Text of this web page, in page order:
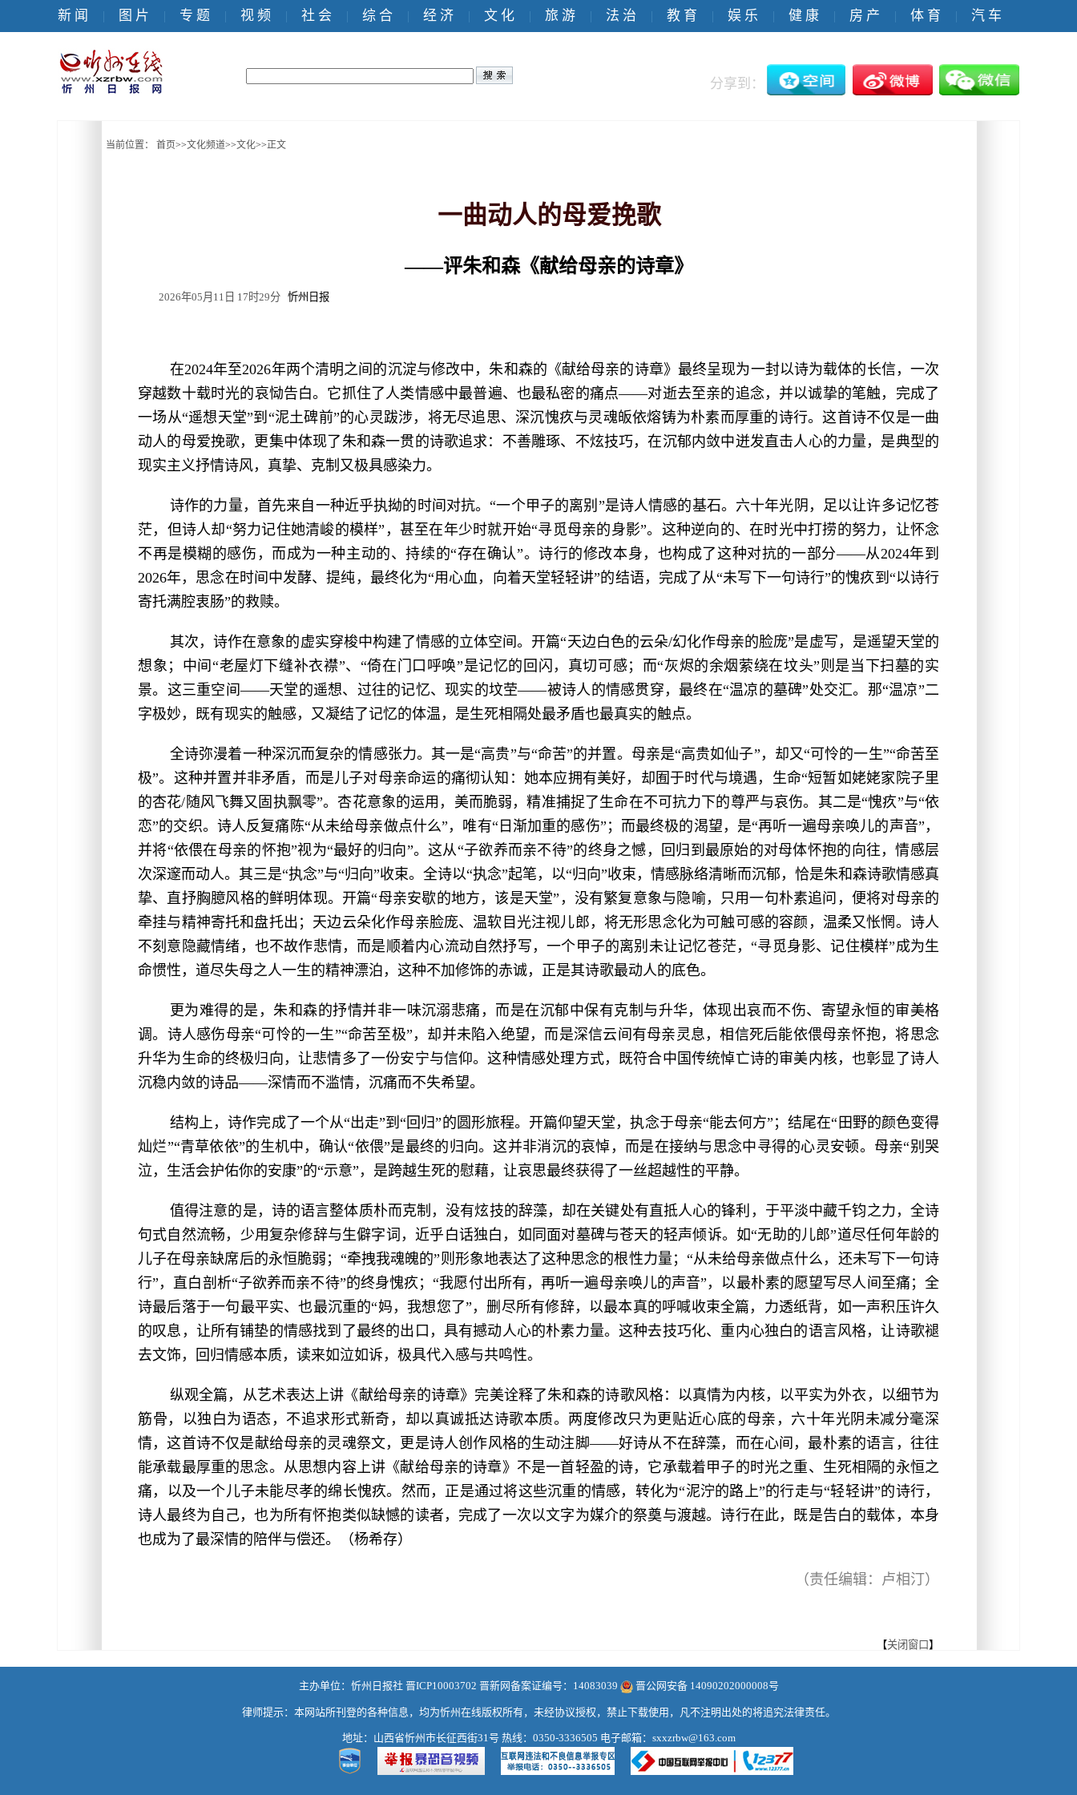
新 闻 | 图 片 | 专 题 | 视 频 | 社 会 | 综 合 | 经 济 | 文 化 | 旅 游 | 法 治 | 教 育 | 娱 乐 | 健 康 | 房 产 | 体 育 | 汽 车
分享到：
当前位置： 首页>>文化频道>>文化>>正文
一曲动人的母爱挽歌
——评朱和森《献给母亲的诗章》
2026年05月11日 17时29分 忻州日报
在2024年至2026年两个清明之间的沉淀与修改中，朱和森的《献给母亲的诗章》最终呈现为一封以诗为载体的长信，一次
穿越数十载时光的哀恸告白。它抓住了人类情感中最普遍、也最私密的痛点——对逝去至亲的追念，并以诚挚的笔触，完成了
一场从“遥想天堂”到“泥土碑前”的心灵跋涉，将无尽追思、深沉愧疚与灵魂皈依熔铸为朴素而厚重的诗行。这首诗不仅是一曲
动人的母爱挽歌，更集中体现了朱和森一贯的诗歌追求：不善雕琢、不炫技巧，在沉郁内敛中迸发直击人心的力量，是典型的
现实主义抒情诗风，真挚、克制又极具感染力。
诗作的力量，首先来自一种近乎执拗的时间对抗。“一个甲子的离别”是诗人情感的基石。六十年光阴，足以让许多记忆苍
茫，但诗人却“努力记住她清峻的模样”，甚至在年少时就开始“寻觅母亲的身影”。这种逆向的、在时光中打捞的努力，让怀念
不再是模糊的感伤，而成为一种主动的、持续的“存在确认”。诗行的修改本身，也构成了这种对抗的一部分——从2024年到
2026年，思念在时间中发酵、提纯，最终化为“用心血，向着天堂轻轻讲”的结语，完成了从“未写下一句诗行”的愧疚到“以诗行
寄托满腔衷肠”的救赎。
其次，诗作在意象的虚实穿梭中构建了情感的立体空间。开篇“天边白色的云朵/幻化作母亲的脸庞”是虚写，是遥望天堂的
想象；中间“老屋灯下缝补衣襟”、“倚在门口呼唤”是记忆的回闪，真切可感；而“灰烬的余烟萦绕在坟头”则是当下扫墓的实
景。这三重空间——天堂的遥想、过往的记忆、现实的坟茔——被诗人的情感贯穿，最终在“温凉的墓碑”处交汇。那“温凉”二
字极妙，既有现实的触感，又凝结了记忆的体温，是生死相隔处最矛盾也最真实的触点。
全诗弥漫着一种深沉而复杂的情感张力。其一是“高贵”与“命苦”的并置。母亲是“高贵如仙子”，却又“可怜的一生”“命苦至
极”。这种并置并非矛盾，而是儿子对母亲命运的痛彻认知：她本应拥有美好，却囿于时代与境遇，生命“短暂如姥姥家院子里
的杏花/随风飞舞又固执飘零”。杏花意象的运用，美而脆弱，精准捕捉了生命在不可抗力下的尊严与哀伤。其二是“愧疚”与“依
恋”的交织。诗人反复痛陈“从未给母亲做点什么”，唯有“日渐加重的感伤”；而最终极的渴望，是“再听一遍母亲唤儿的声音”，
并将“依偎在母亲的怀抱”视为“最好的归向”。这从“子欲养而亲不待”的终身之憾，回归到最原始的对母体怀抱的向往，情感层
次深邃而动人。其三是“执念”与“归向”收束。全诗以“执念”起笔，以“归向”收束，情感脉络清晰而沉郁，恰是朱和森诗歌情感真
挚、直抒胸臆风格的鲜明体现。开篇“母亲安歇的地方，该是天堂”，没有繁复意象与隐喻，只用一句朴素追问，便将对母亲的
牵挂与精神寄托和盘托出；天边云朵化作母亲脸庞、温软目光注视儿郎，将无形思念化为可触可感的容颜，温柔又怅惘。诗人
不刻意隐藏情绪，也不故作悲情，而是顺着内心流动自然抒写，一个甲子的离别未让记忆苍茫，“寻觅身影、记住模样”成为生
命惯性，道尽失母之人一生的精神漂泊，这种不加修饰的赤诚，正是其诗歌最动人的底色。
更为难得的是，朱和森的抒情并非一味沉溺悲痛，而是在沉郁中保有克制与升华，体现出哀而不伤、寄望永恒的审美格
调。诗人感伤母亲“可怜的一生”“命苦至极”，却并未陷入绝望，而是深信云间有母亲灵息，相信死后能依偎母亲怀抱，将思念
升华为生命的终极归向，让悲情多了一份安宁与信仰。这种情感处理方式，既符合中国传统悼亡诗的审美内核，也彰显了诗人
沉稳内敛的诗品——深情而不滥情，沉痛而不失希望。
结构上，诗作完成了一个从“出走”到“回归”的圆形旅程。开篇仰望天堂，执念于母亲“能去何方”；结尾在“田野的颜色变得
灿烂”“青草依依”的生机中，确认“依偎”是最终的归向。这并非消沉的哀悼，而是在接纳与思念中寻得的心灵安顿。母亲“别哭
泣，生活会护佑你的安康”的“示意”，是跨越生死的慰藉，让哀思最终获得了一丝超越性的平静。
值得注意的是，诗的语言整体质朴而克制，没有炫技的辞藻，却在关键处有直抵人心的锋利，于平淡中藏千钧之力，全诗
句式自然流畅，少用复杂修辞与生僻字词，近乎白话独白，如同面对墓碑与苍天的轻声倾诉。如“无助的儿郎”道尽任何年龄的
儿子在母亲缺席后的永恒脆弱；“牵拽我魂魄的”则形象地表达了这种思念的根性力量；“从未给母亲做点什么，还未写下一句诗
行”，直白剖析“子欲养而亲不待”的终身愧疚；“我愿付出所有，再听一遍母亲唤儿的声音”，以最朴素的愿望写尽人间至痛；全
诗最后落于一句最平实、也最沉重的“妈，我想您了”，删尽所有修辞，以最本真的呼喊收束全篇，力透纸背，如一声积压许久
的叹息，让所有铺垫的情感找到了最终的出口，具有撼动人心的朴素力量。这种去技巧化、重内心独白的语言风格，让诗歌褪
去文饰，回归情感本质，读来如泣如诉，极具代入感与共鸣性。
纵观全篇，从艺术表达上讲《献给母亲的诗章》完美诠释了朱和森的诗歌风格：以真情为内核，以平实为外衣，以细节为
筋骨，以独白为语态，不追求形式新奇，却以真诚抵达诗歌本质。两度修改只为更贴近心底的母亲，六十年光阴未减分毫深
情，这首诗不仅是献给母亲的灵魂祭文，更是诗人创作风格的生动注脚——好诗从不在辞藻，而在心间，最朴素的语言，往往
能承载最厚重的思念。从思想内容上讲《献给母亲的诗章》不是一首轻盈的诗，它承载着甲子的时光之重、生死相隔的永恒之
痛，以及一个儿子未能尽孝的绵长愧疚。然而，正是通过将这些沉重的情感，转化为“泥泞的路上”的行走与“轻轻讲”的诗行，
诗人最终为自己，也为所有怀抱类似缺憾的读者，完成了一次以文字为媒介的祭奠与渡越。诗行在此，既是告白的载体，本身
也成为了最深情的陪伴与偿还。（杨希存）
（责任编辑：卢相汀）
【关闭窗口 】
主办单位：忻州日报社 晋ICP10003702 晋新网备案证编号：14083039 晋公网安备 14090202000008号
律师提示：本网站所刊登的各种信息，均为忻州在线版权所有，未经协议授权，禁止下载使用，凡不注明出处的将追究法律责任。
地址：山西省忻州市长征西街31号 热线：0350-3336505 电子邮箱：sxxzrbw@163.com